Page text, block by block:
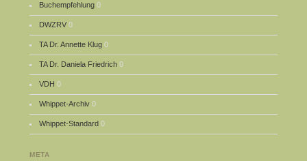
Buchempfehlung 0
DWZRV 0
TA Dr. Annette Klug 0
TA Dr. Daniela Friedrich 0
VDH 0
Whippet-Archiv 0
Whippet-Standard 0
META